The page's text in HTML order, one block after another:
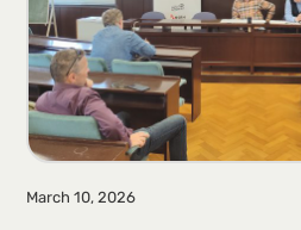
March 10, 2026